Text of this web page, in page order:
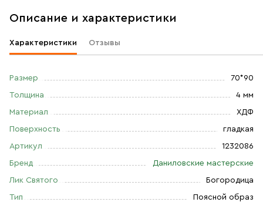
Описание и характеристики
Характеристики Отзывы
Размер 70*90
Толщина 4 мм
Материал ХДФ
Поверхность гладкая
Артикул 1232086
Бренд Даниловские мастерские
Лик Святого Богородица
Тип Поясной образ